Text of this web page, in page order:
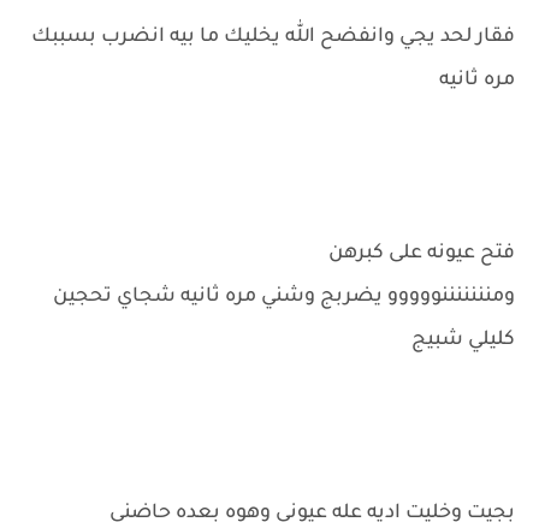
فقار لحد يجي وانفضح الله يخليك ما بيه انضرب بسببك
مره ثانيه
فتح عيونه على كبرهن
ومنننننننووووو يضربج وشني مره ثانيه شجاي تحجين
كليلي شبيج
بجيت وخليت اديه عله عيوني وهوه بعده حاضني